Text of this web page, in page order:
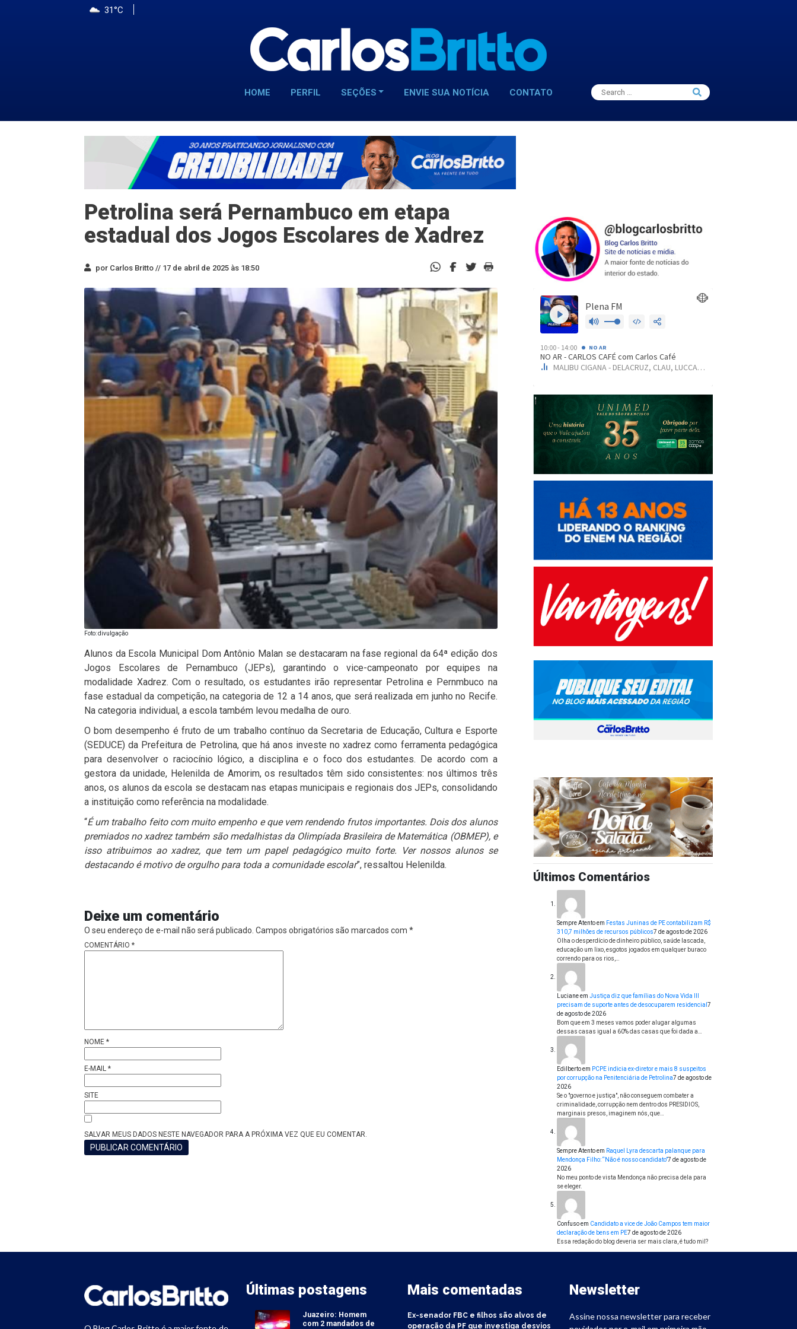
31°C
HOME PERFIL SEÇÕES ENVIE SUA NOTÍCIA CONTATO
Search
for:
Search
Petrolina será Pernambuco em etapa
estadual dos Jogos Escolares de Xadrez
por Carlos Britto // 17 de abril de 2025 às 18:50
Foto: divulgação
Alunos da Escola Municipal Dom Antônio Malan se destacaram na fase regional da 64ª edição dos
Jogos Escolares de Pernambuco (JEPs), garantindo o vice-campeonato por equipes na
modalidade Xadrez. Com o resultado, os estudantes irão representar Petrolina e Pernmbuco na
fase estadual da competição, na categoria de 12 a 14 anos, que será realizada em junho no Recife.
Na categoria individual, a escola também levou medalha de ouro.
O bom desempenho é fruto de um trabalho contínuo da Secretaria de Educação, Cultura e Esporte
(SEDUCE) da Prefeitura de Petrolina, que há anos investe no xadrez como ferramenta pedagógica
para desenvolver o raciocínio lógico, a disciplina e o foco dos estudantes. De acordo com a
gestora da unidade, Helenilda de Amorim, os resultados têm sido consistentes: nos últimos três
anos, os alunos da escola se destacam nas etapas municipais e regionais dos JEPs, consolidando
a instituição como referência na modalidade.
“É um trabalho feito com muito empenho e que vem rendendo frutos importantes. Dois dos alunos
premiados no xadrez também são medalhistas da Olimpíada Brasileira de Matemática (OBMEP), e
isso atribuimos ao xadrez, que tem um papel pedagógico muito forte. Ver nossos alunos se
destacando é motivo de orgulho para toda a comunidade escolar”, ressaltou Helenilda.
Deixe um comentário
O seu endereço de e-mail não será publicado. Campos obrigatórios são marcados com *
COMENTÁRIO *
NOME *
E-MAIL *
SITE
SALVAR MEUS DADOS NESTE NAVEGADOR PARA A PRÓXIMA VEZ QUE EU COMENTAR.
Últimos Comentários
Sempre Atentoem Festas Juninas de PE contabilizam R$
310,7 milhões de recursos públicos7 de agosto de 2026
Olha o desperdício de dinheiro público, saúde lascada,
educação um lixo, esgotos jogados em qualquer buraco
correndo para os rios,…
Lucianeem Justiça diz que famílias do Nova Vida III
precisam de suporte antes de desocuparem residencial 7
de agosto de 2026
Bom que em 3 meses vamos poder alugar algumas
dessas casas igual a 60% das casas que foi dada a…
Edilbertoem PCPE indicia ex-diretor e mais 8 suspeitos
por corrupção na Penitenciária de Petrolina7 de agosto de
2026
Se o "governo e justiça", não conseguem combater a
criminalidade, corrupção nem dentro dos PRESIDIOS,
marginais presos, imaginem nós, que…
Sempre Atentoem Raquel Lyra descarta palanque para
Mendonça Filho: “Não é nosso candidato”7 de agosto de
2026
No meu ponto de vista Mendonça não precisa dela para
se eleger.
Confusoem Candidato a vice de João Campos tem maior
declaração de bens em PE7 de agosto de 2026
Essa redação do blog deveria ser mais clara, é tudo mil?
Últimas postagens
Juazeiro: Homem
com 2 mandados de
Mais comentadas
Ex-senador FBC e filhos são alvos de
operação da PF que investiga desvios
Newsletter
Assine nossa newsletter para receber